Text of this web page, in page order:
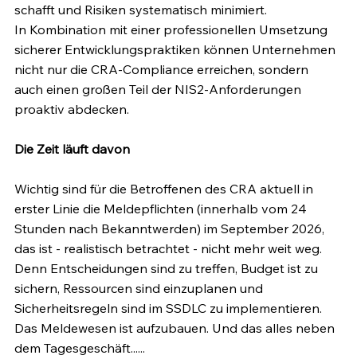
schafft und Risiken systematisch minimiert.
In Kombination mit einer professionellen Umsetzung
sicherer Entwicklungspraktiken können Unternehmen
nicht nur die CRA-Compliance erreichen, sondern
auch einen großen Teil der NIS2-Anforderungen
proaktiv abdecken.
Die Zeit läuft davon
Wichtig sind für die Betroffenen des CRA aktuell in
erster Linie die Meldepflichten (innerhalb vom 24
Stunden nach Bekanntwerden) im September 2026,
das ist - realistisch betrachtet - nicht mehr weit weg.
Denn Entscheidungen sind zu treffen, Budget ist zu
sichern, Ressourcen sind einzuplanen und
Sicherheitsregeln sind im SSDLC zu implementieren.
Das Meldewesen ist aufzubauen. Und das alles neben
dem Tagesgeschäft......